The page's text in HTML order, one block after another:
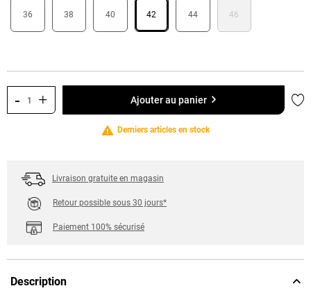
36 38 40 42 44 46
- + Ajouter au panier
Derniers articles en stock
Livraison gratuite en magasin
Retour possible sous 30 jours*
Paiement 100% sécurisé
Description